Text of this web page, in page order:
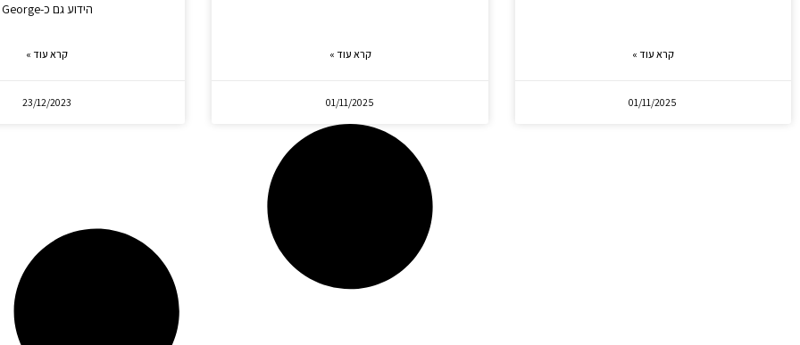
קרא עוד »
01/11/2025
קרא עוד »
01/11/2025
הידוע גם כ-George
קרא עוד »
23/12/2023